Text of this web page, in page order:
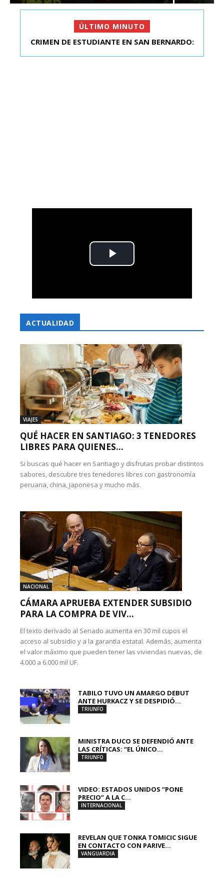
ÚLTIMO MINUTO
FIESTA EN EL MONUMENTAL: LA
ACTUALIDAD
VIAJES
QUÉ HACER EN SANTIAGO: 3 TENEDORES
LIBRES PARA QUIENES...
Si buscas qué hacer en Santiago y disfrutas probar distintos
sabores, descubre tres tenedores libres con gastronomía
peruana, china, japonesa y mucho más.
NACIONAL
CÁMARA APRUEBA EXTENDER SUBSIDIO
PARA LA COMPRA DE VIV...
El texto derivado al Senado aumenta en 30 mil cupos el
acceso al subsidio y a la garantía estatal. Además, aumenta
el valor máximo que pueden tener las viviendas nuevas, de
4.000 a 6.000 mil UF.
TABILO TUVO UN AMARGO DEBUT
ANTE HURKACZ Y SE DESPIDIÓ...
TRIUNFO
MINISTRA DUCO SE DEFENDIÓ ANTE
LAS CRÍTICAS: “EL ÚNICO...
TRIUNFO
VIDEO: ESTADOS UNIDOS “PONE
PRECIO” A LA C...
INTERNACIONAL
REVELAN QUE TONKA TOMICIC SIGUE
EN CONTACTO CON PARIVE...
VANGUARDIA